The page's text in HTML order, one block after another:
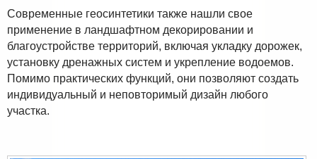
Современные геосинтетики также нашли свое
применение в ландшафтном декорировании и
благоустройстве территорий, включая укладку дорожек,
установку дренажных систем и укрепление водоемов.
Помимо практических функций, они позволяют создать
индивидуальный и неповторимый дизайн любого
участка.